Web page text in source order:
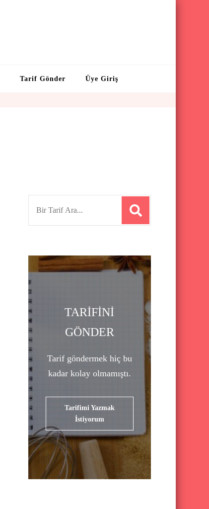
Tarif Gönder Üye Giriş
f
o
r
:
TARİFİNİ
GÖNDER
Tarif göndermek hiç bu
kadar kolay olmamıştı.
Tarifimi Yazmak
İstiyorum